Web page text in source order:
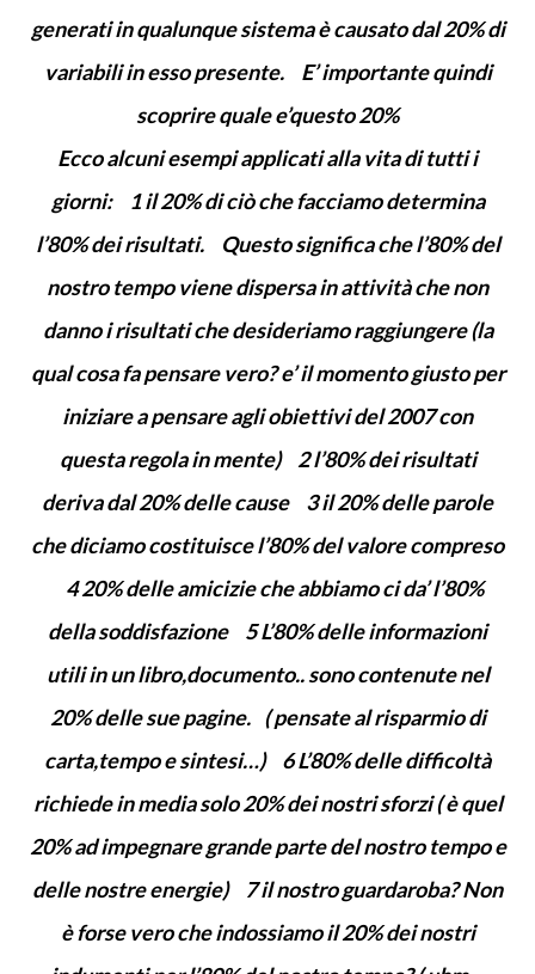
generati in qualunque sistema è causato dal 20% di
variabili in esso presente. E’ importante quindi
scoprire quale e’questo 20%
Ecco alcuni esempi applicati alla vita di tutti i
giorni: 1 il 20% di ciò che facciamo determina
l’80% dei risultati. Questo significa che l’80% del
nostro tempo viene dispersa in attività che non
danno i risultati che desideriamo raggiungere (la
qual cosa fa pensare vero? e’ il momento giusto per
iniziare a pensare agli obiettivi del 2007 con
questa regola in mente) 2 l’80% dei risultati
deriva dal 20% delle cause 3 il 20% delle parole
che diciamo costituisce l’80% del valore compreso
4 20% delle amicizie che abbiamo ci da’ l’80%
della soddisfazione 5 L’80% delle informazioni
utili in un libro,documento.. sono contenute nel
20% delle sue pagine. ( pensate al risparmio di
carta,tempo e sintesi…) 6 L’80% delle difficoltà
richiede in media solo 20% dei nostri sforzi ( è quel
20% ad impegnare grande parte del nostro tempo e
delle nostre energie) 7 il nostro guardaroba? Non
è forse vero che indossiamo il 20% dei nostri